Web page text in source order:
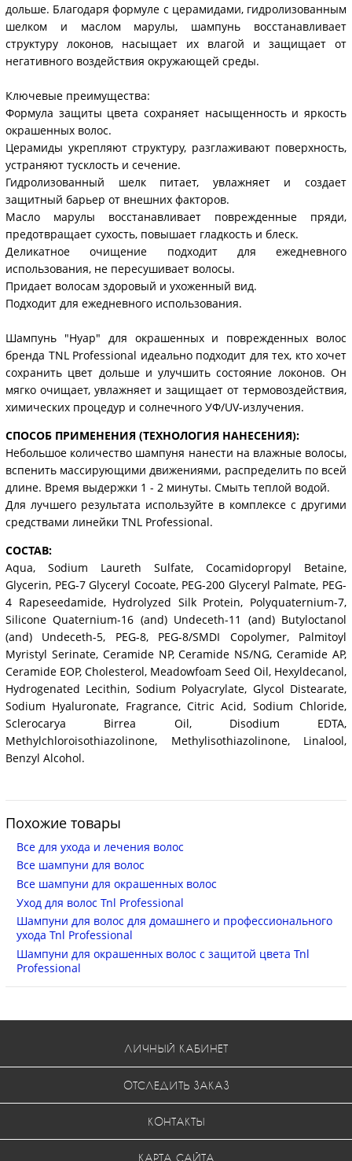
дольше. Благодаря формуле с церамидами, гидролизованным
шелком и маслом марулы, шампунь восстанавливает
структуру локонов, насыщает их влагой и защищает от
негативного воздействия окружающей среды.
Ключевые преимущества:
Формула защиты цвета сохраняет насыщенность и яркость
окрашенных волос.
Церамиды укрепляют структуру, разглаживают поверхность,
устраняют тусклость и сечение.
Гидролизованный шелк питает, увлажняет и создает
защитный барьер от внешних факторов.
Масло марулы восстанавливает поврежденные пряди,
предотвращает сухость, повышает гладкость и блеск.
Деликатное очищение подходит для ежедневного
использования, не пересушивает волосы.
Придает волосам здоровый и ухоженный вид.
Подходит для ежедневного использования.
Шампунь "Нуар" для окрашенных и поврежденных волос
бренда TNL Professional идеально подходит для тех, кто хочет
сохранить цвет дольше и улучшить состояние локонов. Он
мягко очищает, увлажняет и защищает от термовоздействия,
химических процедур и солнечного УФ/UV-излучения.
СПОСОБ ПРИМЕНЕНИЯ (ТЕХНОЛОГИЯ НАНЕСЕНИЯ):
Небольшое количество шампуня нанести на влажные волосы,
вспенить массирующими движениями, распределить по всей
длине. Время выдержки 1 - 2 минуты. Смыть теплой водой.
Для лучшего результата используйте в комплексе с другими
средствами линейки TNL Professional.
СОСТАВ:
Aqua, Sodium Laureth Sulfate, Cocamidopropyl Betaine,
Glycerin, PEG-7 Glyceryl Cocoate, PEG-200 Glyceryl Palmate, PEG-
4 Rapeseedamide, Hydrolyzed Silk Protein, Polyquaternium-7,
Silicone Quaternium-16 (and) Undeceth-11 (and) Butyloctanol
(and) Undeceth-5, PEG-8, PEG-8/SMDI Copolymer, Palmitoyl
Myristyl Serinate, Ceramide NP, Ceramide NS/NG, Ceramide AP,
Ceramide EOP, Cholesterol, Meadowfoam Seed Oil, Hexyldecanol,
Hydrogenated Lecithin, Sodium Polyacrylate, Glycol Distearate,
Sodium Hyaluronate, Fragrance, Citric Acid, Sodium Chloride,
Sclerocarya Birrea Oil, Disodium EDTA,
Methylchloroisothiazolinone, Methylisothiazolinone, Linalool,
Benzyl Alcohol.
Похожие товары
Все для ухода и лечения волос
Все шампуни для волос
Все шампуни для окрашенных волос
Уход для волос Tnl Professional
Шампуни для волос для домашнего и профессионального
ухода Tnl Professional
Шампуни для окрашенных волос с защитой цвета Tnl
Professional
ЛИЧНЫЙ КАБИНЕТ
ОТСЛЕДИТЬ ЗАКАЗ
КОНТАКТЫ
КАРТА САЙТА